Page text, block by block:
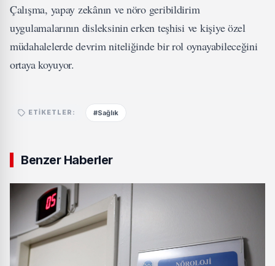
Çalışma, yapay zekânın ve nöro geribildirim
uygulamalarının disleksinin erken teşhisi ve kişiye özel
müdahalelerde devrim niteliğinde bir rol oynayabileceğini
ortaya koyuyor.
ETIKETLER: #Sağlık
Benzer Haberler